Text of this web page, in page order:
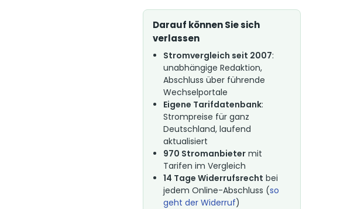
Darauf können Sie sich
verlassen
Stromvergleich seit 2007:
unabhängige Redaktion,
Abschluss über führende
Wechselportale
Eigene Tarifdatenbank:
Strompreise für ganz
Deutschland, laufend
aktualisiert
970 Stromanbietermit
Tarifen im Vergleich
14 Tage Widerrufsrecht bei
jedem Online-Abschluss (so
geht der Widerruf)